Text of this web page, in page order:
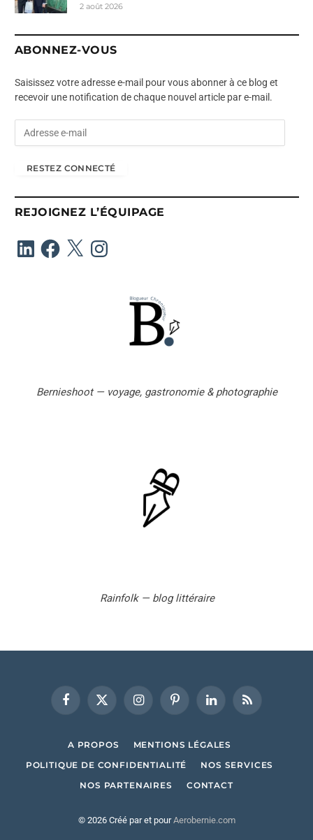
2 août 2026
ABONNEZ-VOUS
Saisissez votre adresse e-mail pour vous abonner à ce blog et
recevoir une notification de chaque nouvel article par e-mail.
s
e
m
RESTEZ CONNECTÉ
REJOIGNEZ L’ÉQUIPAGE
LinkedInFacebook
X Instagram
Bernieshoot — voyage, gastronomie & photographie
Rainfolk — blog littéraire
FacebookX
InstagramPinterestLinkedIn RSS
A PROPOS
MENTIONS LÉGALES
POLITIQUE DE CONFIDENTIALITÉ
NOS SERVICES
NOS PARTENAIRES
CONTACT
© 2026 Créé par et pourAerobernie.com